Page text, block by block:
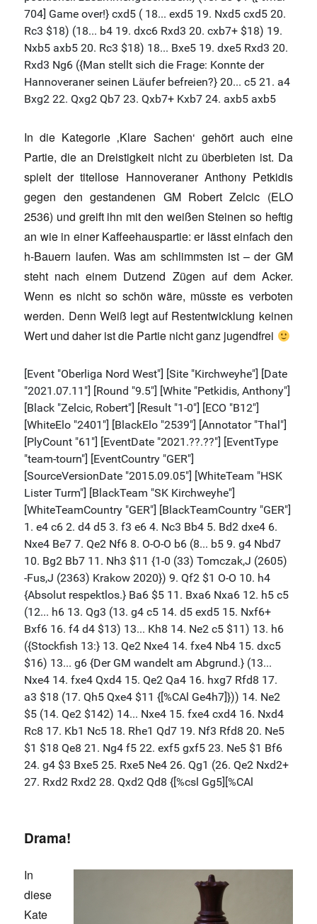
In die Kategorie ‚Klare Sachen‘ gehört auch eine
Partie, die an Dreistigkeit nicht zu überbieten ist. Da
spielt der titellose Hannoveraner Anthony Petkidis
gegen den gestandenen GM Robert Zelcic (ELO
2536) und greift ihn mit den weißen Steinen so heftig
an wie in einer Kaffeehauspartie: er lässt einfach den
h-Bauern laufen. Was am schlimmsten ist – der GM
steht nach einem Dutzend Zügen auf dem Acker.
Wenn es nicht so schön wäre, müsste es verboten
werden. Denn Weiß legt auf Restentwicklung keinen
Wert und daher ist die Partie nicht ganz jugendfrei
Drama!
In
diese
Kate